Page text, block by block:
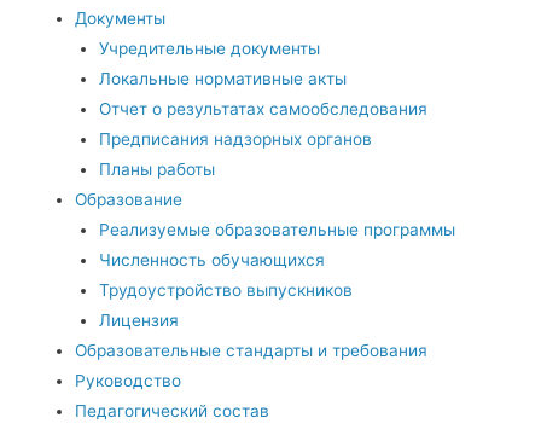
Документы
Учредительные документы
Локальные нормативные акты
Отчет о результатах самообследования
Предписания надзорных органов
Планы работы
Образование
Реализуемые образовательные программы
Численность обучающихся
Трудоустройство выпускников
Лицензия
Образовательные стандарты и требования
Руководство
Педагогический состав